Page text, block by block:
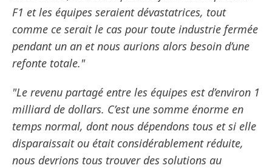
F1 et les équipes seraient dévastatrices, tout
comme ce serait le cas pour toute industrie fermée
pendant un an et nous aurions alors besoin d’une
refonte totale."
"Le revenu partagé entre les équipes est d’environ 1
milliard de dollars. C’est une somme énorme en
temps normal, dont nous dépendons tous et si elle
disparaissait ou était considérablement réduite,
nous devrions tous trouver des solutions au